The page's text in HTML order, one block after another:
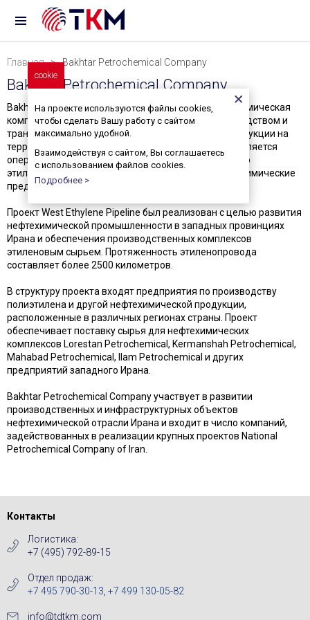
cookie
На проекте используются файлы cookies,
чтобы сделать Вашу работу с сайтом
максимально удобной.
Взаимодействуя с сайтом, Вы соглашаетесь
с использованием файлов cookies.
Подробнее >
Главная> Bakhtar Petrochemical Company
Bakhtar Petrochemical Company
Bakhtar Petrochemical Company — иранская нефтехимическая
компания, деятельность которой связана с производством и
транспортировкой этилена и нефтехимической продукции на
территории западных регионов Ирана. Компания является
оператором West Ethylene Pipeline — магистрального
этиленопровода, обеспечивающего сырьем нефтехимические
предприятия западной части страны.
Проект West Ethylene Pipeline был реализован с целью развития
нефтехимической промышленности в западных провинциях
Ирана и обеспечения производственных комплексов
этиленовым сырьем. Протяженность этиленопровода
составляет более 2500 километров.
В структуру проекта входят предприятия по производству
полиэтилена и другой нефтехимической продукции,
расположенные в различных регионах страны. Проект
обеспечивает поставку сырья для нефтехимических
комплексов Lorestan Petrochemical, Kermanshah Petrochemical,
Mahabad Petrochemical, Ilam Petrochemical и других
предприятий западного Ирана.
Bakhtar Petrochemical Company участвует в развитии
производственных и инфраструктурных объектов
нефтехимической отрасли Ирана и входит в число компаний,
задействованных в реализации крупных проектов National
Petrochemical Company of Iran.
Контакты
Логистика:
+7 (495) 792-89-15
Отдел продаж:
+7 495 790-30-13 +7 499 130-05-82
info@tdtkm.com